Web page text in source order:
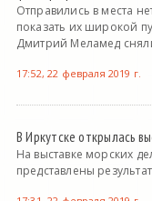
Отправились в места
показать их широкой
Дмитрий Меламед
17:52, 22 февраля 2019 г.
В Иркутске открылась
На выставке морских
представлены